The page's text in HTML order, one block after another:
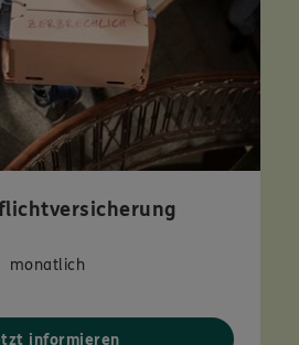
monatlich
informieren